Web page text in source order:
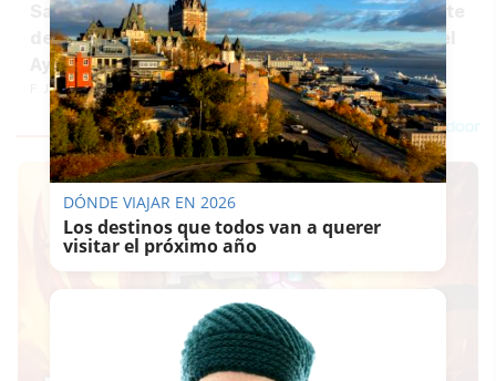
Sanlúcar desbloquea con 1,58 millones el remate
del Parque Mirador de Doñana: sin coste para el
Ayuntamiento y con 147 nuevos árboles
F. JIMÉNEZ
DÓNDE VIAJAR EN 2026
Los destinos que todos van a querer
visitar el próximo año